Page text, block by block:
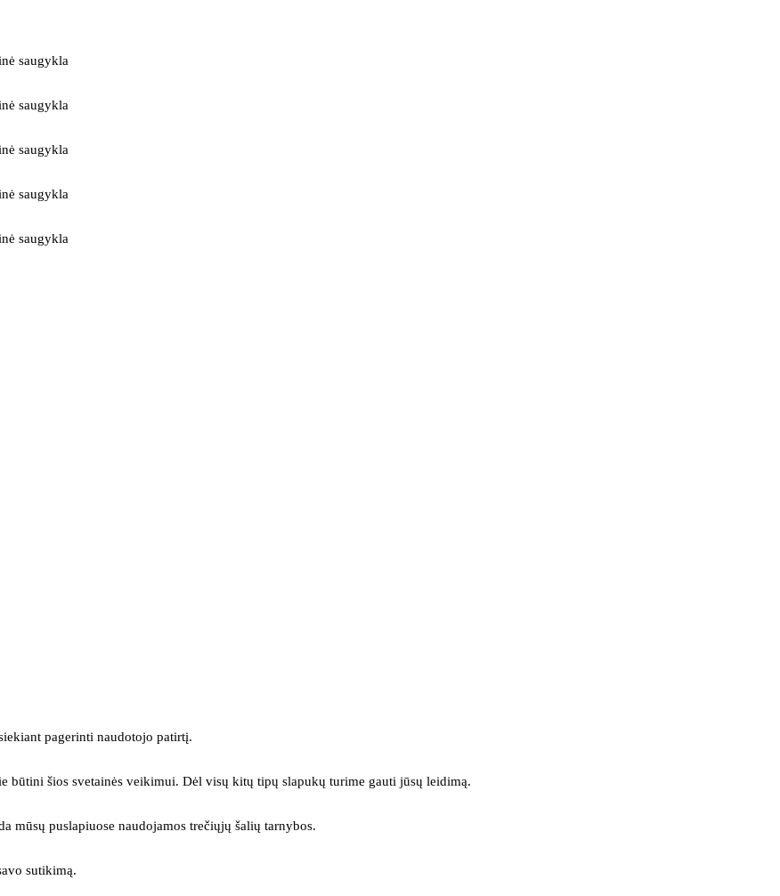
saugykla
saugykla
saugykla
saugykla
saugykla
pagerinti naudotojo patirtį.
būtini šios svetainės veikimui. Dėl visų kitų tipų slapukų turime gauti jūsų leidimą.
mūsų puslapiuose naudojamos trečiųjų šalių tarnybos.
sutikimą.